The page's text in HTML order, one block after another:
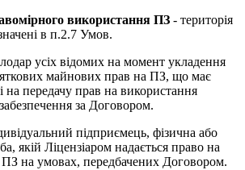
використання ПЗ - територія
в п.2.7 Умов.
усіх відомих на момент укладення
майнових прав на ПЗ, що має
на передачу прав на використання
за Договором.
підприємець, фізична або
якій Ліцензіаром надається право на
на умовах, передбачених Договором.